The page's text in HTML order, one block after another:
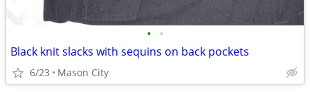
• •
Black knit slacks with sequins on back pockets
6/23 Mason City